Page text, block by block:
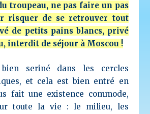
troupeau, ne pas faire un pas
risquer de se retrouver tout
de petits pains blancs, privé
interdit de séjour à Moscou !
seriné dans les cercles
et cela est bien entré en
fait une existence commode,
toute la vie : le milieu, les